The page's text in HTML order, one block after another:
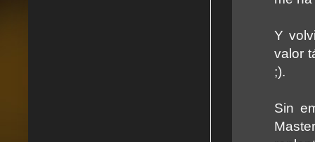
Y
valor
;).
Sin